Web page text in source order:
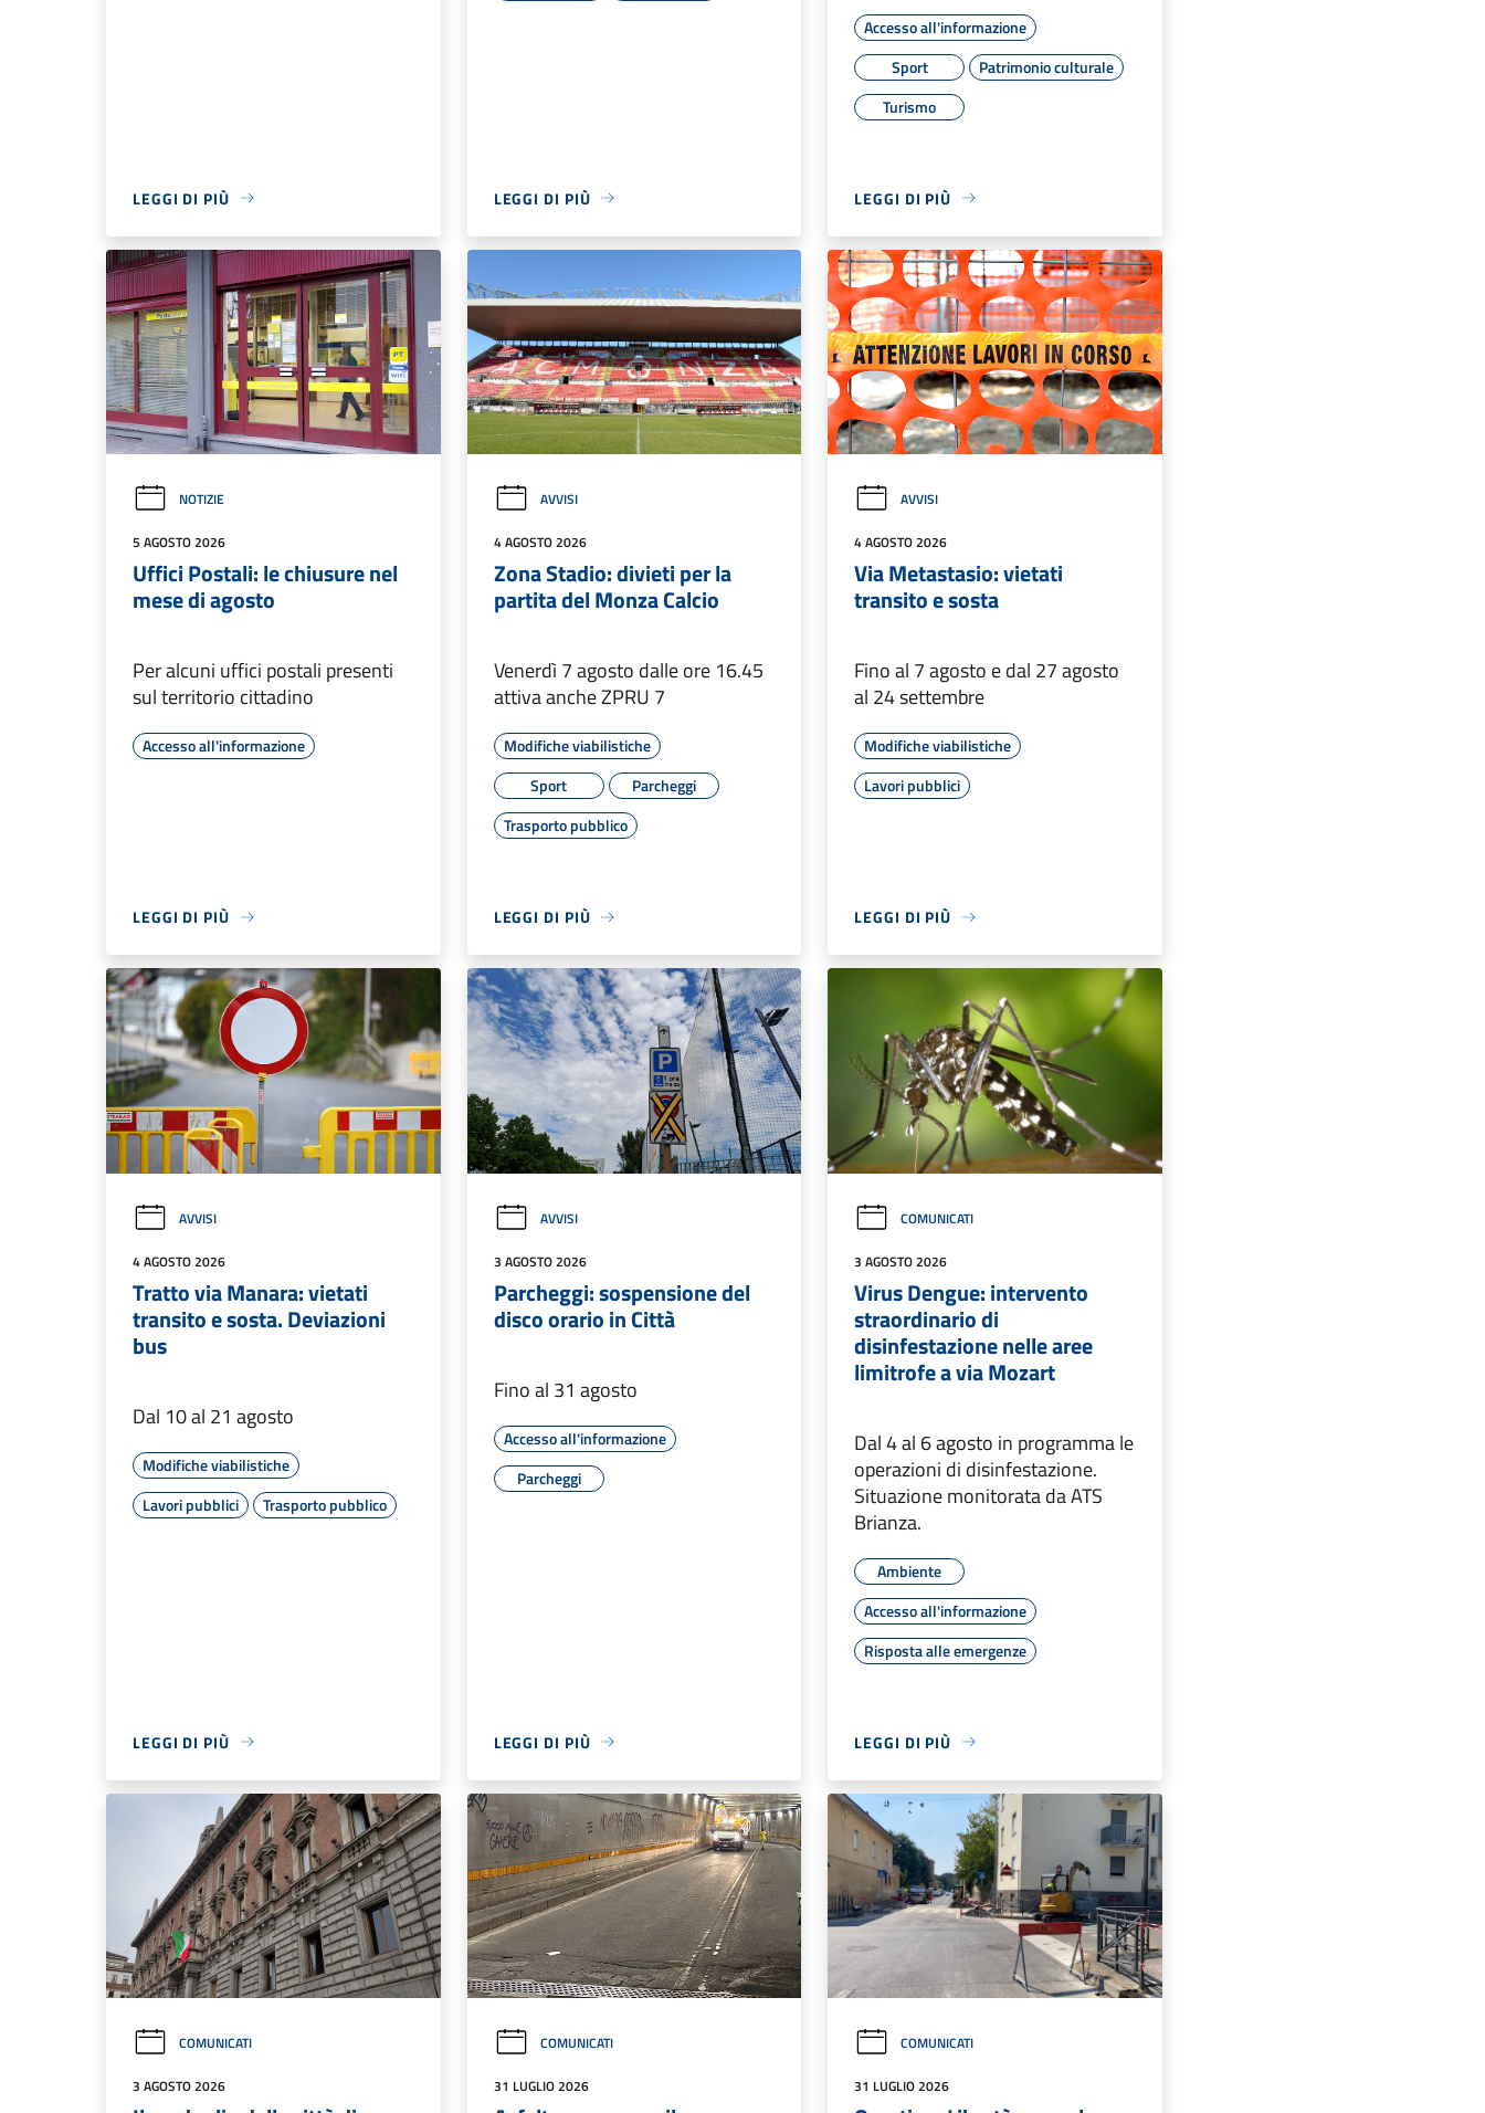
LEGGI DI PIÙ LEGGI DI PIÙ
Accesso all'informazione
Sport
Patrimonio culturale
Turismo
LEGGI DI PIÙ
NOTIZIE
5 AGOSTO 2026
Uffici Postali: le chiusure nel
mese di agosto
Per alcuni uffici postali presenti
sul territorio cittadino
Accesso all'informazione
LEGGI DI PIÙ
AVVISI
4 AGOSTO 2026
Zona Stadio: divieti per la
partita del Monza Calcio
Venerdì 7 agosto dalle ore 16.45
attiva anche ZPRU 7
Modifiche viabilistiche
Sport
Parcheggi
Trasporto pubblico
LEGGI DI PIÙ
AVVISI
4 AGOSTO 2026
Via Metastasio: vietati
transito e sosta
Fino al 7 agosto e dal 27 agosto
al 24 settembre
Modifiche viabilistiche
Lavori pubblici
LEGGI DI PIÙ
AVVISI
4 AGOSTO 2026
Tratto via Manara: vietati
transito e sosta. Deviazioni
bus
Dal 10 al 21 agosto
Modifiche viabilistiche
Lavori pubblici
Trasporto pubblico
LEGGI DI PIÙ
AVVISI
3 AGOSTO 2026
Parcheggi: sospensione del
disco orario in Città
Fino al 31 agosto
Accesso all'informazione
Parcheggi
LEGGI DI PIÙ
COMUNICATI
3 AGOSTO 2026
Virus Dengue: intervento
straordinario di
disinfestazione nelle aree
limitrofe a via Mozart
Dal 4 al 6 agosto in programma le
operazioni di disinfestazione.
Situazione monitorata da ATS
Brianza.
Ambiente
Accesso all'informazione
Risposta alle emergenze
LEGGI DI PIÙ
COMUNICATI
3 AGOSTO 2026
COMUNICATI
31 LUGLIO 2026
COMUNICATI
31 LUGLIO 2026